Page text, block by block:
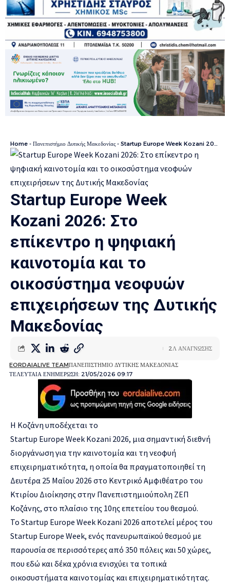
Home - Πανεπιστήμιο Δυτικής Μακεδονίας - Startup Europe Week Kozani 2026: Στο επίκεντρο η ψηφιακή καινοτομία και το οικοσύστημα νεοφυών επιχειρήσεων της Δυτικής Μακεδονίας
Startup Europe Week
Kozani 2026: Στο
επίκεντρο η ψηφιακή
καινοτομία και το
οικοσύστημα νεοφυών
επιχειρήσεων της Δυτικής
Μακεδονίας
ΤΕΛΕΥΤΑΙΑ ΕΝΗΜΕΡΩΣΗ: 21/05/2026 09:17
EORDAIALIVE TEAMΠΑΝΕΠΙΣΤΗΜΙΟ ΔΥΤΙΚΗΣ ΜΑΚΕΔΟΝΙΑΣ
2Λ ΑΝΑΓΝΩΣΗΣ
Η Κοζάνη υποδέχεται το
Startup Europe Week Kozani 2026, μια σημαντική διεθνή
διοργάνωση για την καινοτομία και τη νεοφυή
επιχειρηματικότητα, η οποία θα πραγματοποιηθεί τη
Δευτέρα 25 Μαΐου 2026 στο Κεντρικό Αμφιθέατρο του
Κτιρίου Διοίκησης στην Πανεπιστημιούπολη ΖΕΠ
Κοζάνης, στο πλαίσιο της 10ης επετείου του θεσμού.
Το Startup Europe Week Kozani 2026 αποτελεί μέρος του
Startup Europe Week, ενός πανευρωπαϊκού θεσμού με
παρουσία σε περισσότερες από 350 πόλεις και 50 χώρες,
που εδώ και δέκα χρόνια ενισχύει τα τοπικά
οικοσυστήματα καινοτομίας και επιχειρηματικότητας.